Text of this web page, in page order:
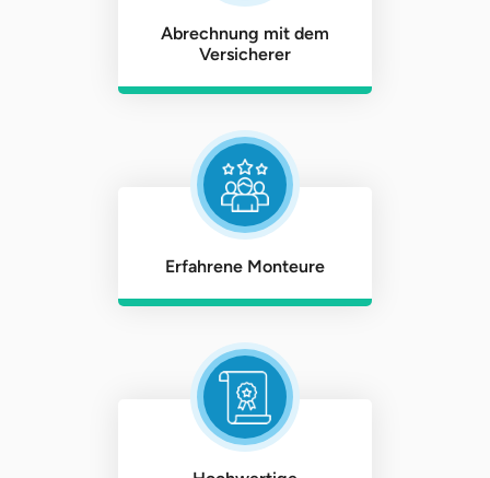
Abrechnung mit dem
Versicherer
Erfahrene Monteure